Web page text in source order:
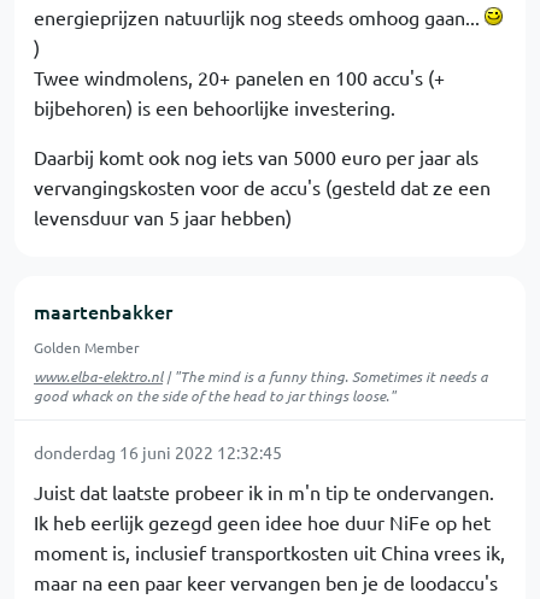
energieprijzen natuurlijk nog steeds omhoog gaan...
)
Twee windmolens, 20+ panelen en 100 accu's (+
bijbehoren) is een behoorlijke investering.
Daarbij komt ook nog iets van 5000 euro per jaar als
vervangingskosten voor de accu's (gesteld dat ze een
levensduur van 5 jaar hebben)
maartenbakker
Golden Member
www.elba-elektro.nl| "The mind is a funny thing. Sometimes it needs a
good whack on the side of the head to jar things loose."
donderdag 16 juni 2022 12:32:45
Juist dat laatste probeer ik in m'n tip te ondervangen.
Ik heb eerlijk gezegd geen idee hoe duur NiFe op het
moment is, inclusief transportkosten uit China vrees ik,
maar na een paar keer vervangen ben je de loodaccu's